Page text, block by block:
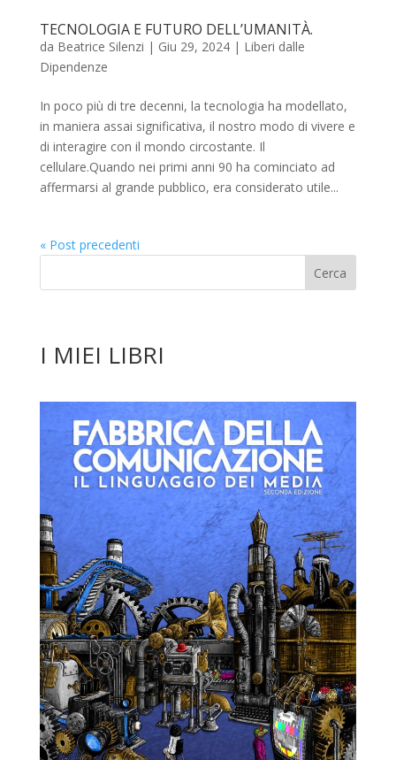
TECNOLOGIA E FUTURO DELL’UMANITÀ.
da Beatrice Silenzi | Giu 29, 2024| Liberi dalle
Dipendenze
In poco più di tre decenni, la tecnologia ha modellato,
in maniera assai significativa, il nostro modo di vivere e
di interagire con il mondo circostante. Il
cellulare.Quando nei primi anni 90 ha cominciato ad
affermarsi al grande pubblico, era considerato utile...
« Post precedenti
I MIEI LIBRI